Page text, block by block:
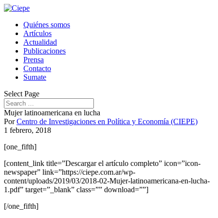
Quiénes somos
Artículos
Actualidad
Publicaciones
Prensa
Contacto
Sumate
Select Page
Mujer latinoamericana en lucha
PorCentro de Investigaciones en Política y Economía (CIEPE)
1 febrero, 2018
[one_fifth]
[content_link title=”Descargar el artículo completo” icon=”icon-
newspaper” link=”https://ciepe.com.ar/wp-
content/uploads/2019/03/2018-02-Mujer-latinoamericana-en-lucha-
1.pdf” target=”_blank” class=”” download=””]
[/one_fifth]